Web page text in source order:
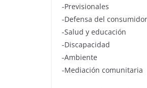
-Previsionales
-Defensa del consumidor
-Salud y educación
-Discapacidad
-Ambiente
-Mediación comunitaria